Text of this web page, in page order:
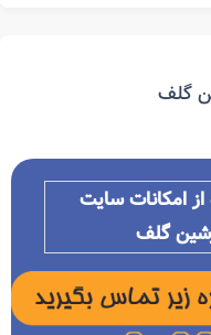
گلف
از امکانات سایت
گلف